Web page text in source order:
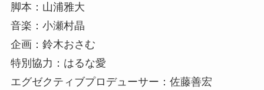
脚本：山浦雅大
音楽：小瀬村晶
企画：鈴木おさむ
特別協力：はるな愛
エグゼクティブプロデューサー：佐藤善宏